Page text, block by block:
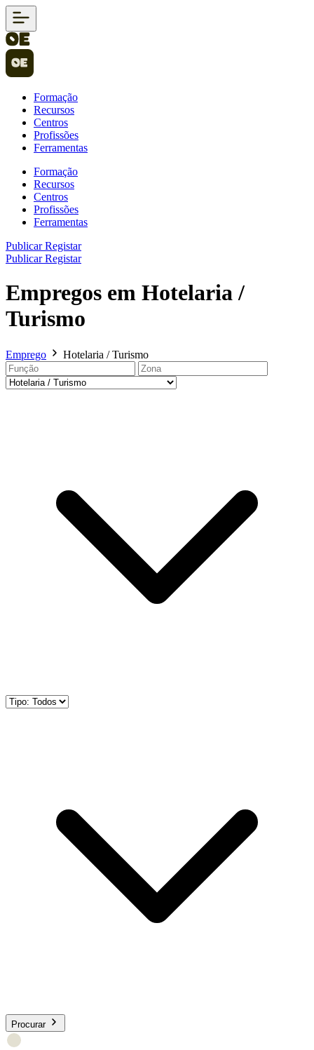
Formação
Recursos
Centros
Profissões
Ferramentas
Formação
Recursos
Centros
Profissões
Ferramentas
PublicarRegistar
PublicarRegistar
Empregos em Hotelaria /
Turismo
Emprego Hotelaria / Turismo
Procurar